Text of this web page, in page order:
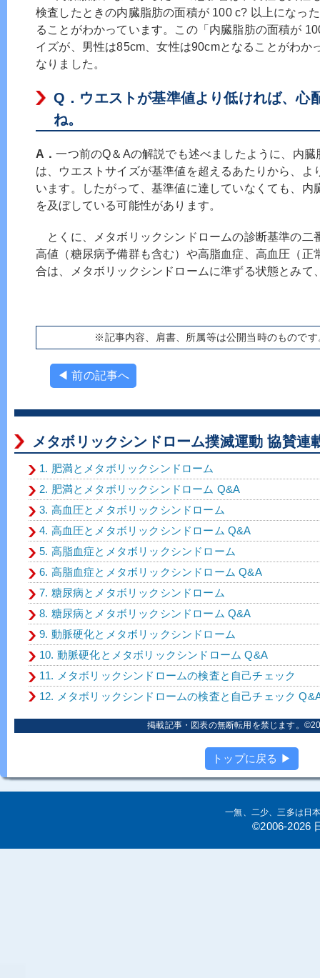
検査したときの内臓脂肪の面積が 100 c? 以上になっ
ることがわかっています。この「内臓脂肪の面積が
イズが、男性は85cm、女性は90cmとなることがわか
なりました。
Q． ウエストが基準値より低ければ、心
ね。
A．一つ前のQ＆Aの解説でも述べましたように、内
は、ウエストサイズが基準値を超えるあたりから、よ
います。したがって、基準値に達していなくても、内
を及ぼしている可能性があります。
とくに、メタボリックシンドロームの診断基準の二
高値（糖尿病予備群も含む）や高脂血症、高血圧（正
合は、メタボリックシンドロームに準ずる状態とみて
※記事内容、肩書、所属等は公開当時のもので
◀ 前の記事へ
メタボリックシンドローム撲滅運動 協賛連
1. 肥満とメタボリックシンドローム
2. 肥満とメタボリックシンドローム Q&A
3. 高血圧とメタボリックシンドローム
4. 高血圧とメタボリックシンドローム Q&A
5. 高脂血症とメタボリックシンドローム
6. 高脂血症とメタボリックシンドローム Q&A
7. 糖尿病とメタボリックシンドローム
8. 糖尿病とメタボリックシンドローム Q&A
9. 動脈硬化とメタボリックシンドローム
10. 動脈硬化とメタボリックシンドローム Q&A
11. メタボリックシンドロームの検査と自己チェック
12. メタボリックシンドロームの検査と自己チェック
掲載記事・図表の無断転用を禁じます。
トップに戻る ▶
一無、二少、三多は日
©2006-2026